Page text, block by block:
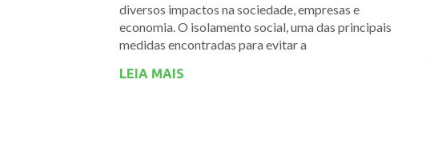
diversos impactos na sociedade, empresas e
economia. O isolamento social, uma das principais
medidas encontradas para evitar a
LEIA MAIS